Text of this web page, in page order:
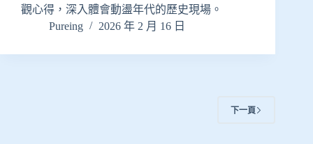
觀心得，深入體會動盪年代的歷史現場。
Pureing
2026 年 2 月 16 日
下一頁